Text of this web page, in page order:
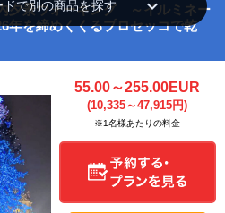
夕景ウォーキング ～イルミネー
年を締めくくるプロセッコで乾
55.00～255.00EUR
(10,335～47,915円)
※1名様あたりの料金
ドで別の商品を探す keyboard_arrow_down